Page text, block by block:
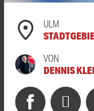
ULM
VON
DENNIS